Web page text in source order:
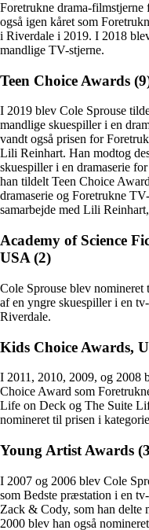
Foretrukne drama-
også igen kåret som
i Riverdale i 2019. I 2018
mandlige TV-stjerne.
Teen Choice Awards
I 2019 blev Cole Sprouse
mandlige skuespiller i en
vandt også prisen for
Lili Reinhart. Han modtog
skuespiller i en dramaserie
han tildelt Teen Choice
dramaserie og Foretrukne
samarbejde med Lili
Academy of Science
USA (2)
Cole Sprouse blev
af en yngre skuespiller i en
Riverdale.
Kids Choice Awards,
I 2011, 2010, 2009, og 2008
Choice Award som
Life on Deck og The Suite
nomineret til prisen i
Young Artist Awards
I 2007 og 2006 blev Cole
som Bedste præstation i en
Zack & Cody, som han delte
2000 blev han også